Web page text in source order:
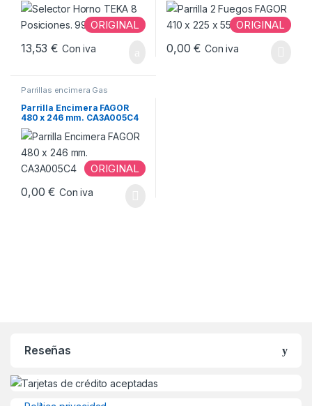
ORIGINAL
13,53€ Con iva
ORIGINAL
0,00€ Con iva
Parrillas encimera Gas
Parrilla Encimera FAGOR
480 x 246 mm. CA3A005C4
ORIGINAL
0,00€ Con iva
Reseñas